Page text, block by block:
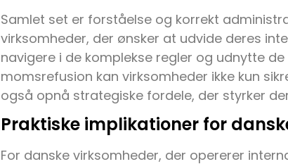
Samlet set er forståelse og korrekt
virksomheder, der ønsker at udvide deres
navigere i de komplekse regler og udnytte
momsrefusion kan virksomheder ikke kun
også opnå strategiske fordele, der styrker
Praktiske implikationer for
For danske virksomheder, der opererer